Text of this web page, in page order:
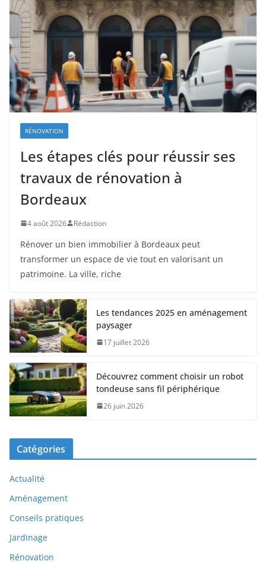
RÉNOVATION
Les étapes clés pour réussir ses
travaux de rénovation à
Bordeaux
4 août 2026 Rédaction
Rénover un bien immobilier à Bordeaux peut
transformer un espace de vie tout en valorisant un
patrimoine. La ville, riche
Les tendances 2025 en aménagement
paysager
17 juillet 2026
Découvrez comment choisir un robot
tondeuse sans fil périphérique
26 juin 2026
Catégories
Actualité
Aménagement
Conseils pratiques
Jardinage
Rénovation